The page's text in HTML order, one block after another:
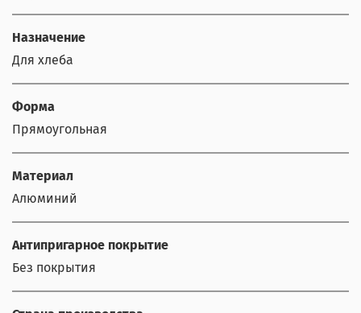
Назначение
Для хлеба
Форма
Прямоугольная
Материал
Алюминий
Антипригарное покрытие
Без покрытия